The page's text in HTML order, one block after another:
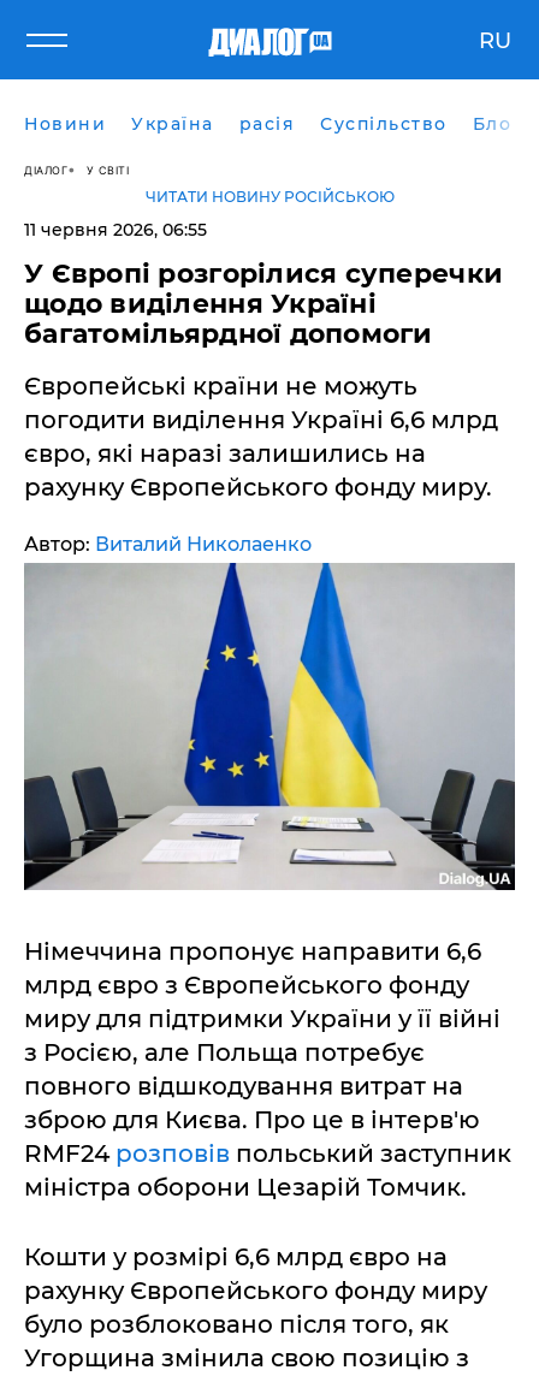
RU
Новини Україна расія Суспільство Блоги
ДІАЛОГ У СВІТІ
ЧИТАТИ НОВИНУ РОСІЙСЬКОЮ
11 червня 2026, 06:55
У Європі розгорілися суперечки
щодо виділення Україні
багатомільярдної допомоги
Європейські країни не можуть
погодити виділення Україні 6,6 млрд
євро, які наразі залишились на
рахунку Європейського фонду миру.
Автор: Виталий Николаенко
Німеччина пропонує направити 6,6
млрд євро з Європейського фонду
миру для підтримки України у її війні
з Росією, але Польща потребує
повного відшкодування витрат на
зброю для Києва. Про це в інтерв'ю
RMF24 розповів польський заступник
міністра оборони Цезарій Томчик.
Кошти у розмірі 6,6 млрд євро на
рахунку Європейського фонду миру
було розблоковано після того, як
Угорщина змінила свою позицію з